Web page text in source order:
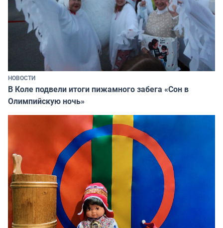
НОВОСТИ
В Коле подвели итоги пижамного забега «Сон в
Олимпийскую ночь»